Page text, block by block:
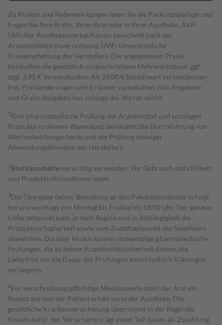
Zu Risiken und Nebenwirkungen lesen Sie die Packungsbeilage und
fragen Sie Ihre Ärztin, Ihren Arzt oder in Ihrer Apotheke. AVP:
Üblicher Apothekenverkaufspreis berechnet nach der
Arzneimittelpreisverordnung. UVP: Unverbindliche
Preisempfehlung des Herstellers. Die angegebenen Preise
beinhalten die gesetzlich vorgeschriebene Mehrwertsteuer, ggf.
zzgl. 3,95 € Versandkosten. Ab 29,00 € Bestell­wert versand­kosten­
frei. Preisänderungen und Irrtümer vorbehalten. Alle Angebote
und Gratis-Beigaben nur solange der Vorrat reicht.
1 Eine pharmazeutische Prüfung der Arzneimittel und sonstigen
Produkte in deinem Warenkorb beinhaltet die Durchführung von
Wechselwirkungschecks und die Prüfung etwaiger
Anwendungshinweise des Herstellers.
2Biozidproduktevorsichtig verwenden. Vor Gebrauch stets Etikett
und Produktinformationen lesen.
3Die Übergabe deiner Bestellung an den Paketdienstleister erfolgt
bei uns werktags von Montag bis Freitag bis 18:00 Uhr. Der genaue
Lieferzeitpunkt kann je nach Region und in Abhängigkeit der
Produktverfügbarkeit sowie vom Zustellzeitpunkt des Spediteurs
abweichen. Darüber hinaus können notwendige pharmazeutische
Prüfungen, die zu deiner Arzneimittelsicherheit dienen, die
Lieferfrist um die Dauer der Prüfungen einschließlich Klärungen
verlängern.
4Für verschreibungspflichtige Medikamente stellt der Arzt ein
Rezept aus und der Patient erhält sie in der Apotheke. Die
gesetzliche Krankenversicherung übernimmt in der Regel die
Kosten dafür, der Versicherte trägt einen Teil davon als Zuzahlung